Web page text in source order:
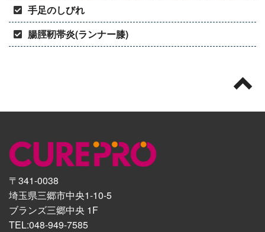
手足のしびれ
腸脛靭帯炎(ランナー膝)
〒341-0038
埼玉県三郷市中央1-10-5
ブランズ三郷中央 1F
TEL:048-949-7585